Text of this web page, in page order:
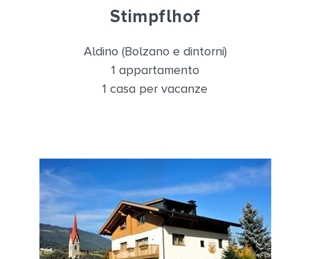
Stimpflhof
Aldino (Bolzano e dintorni)
1 appartamento
1 casa per vacanze